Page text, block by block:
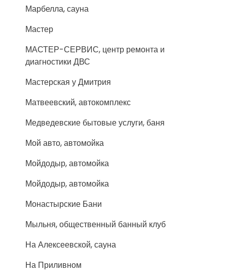
Марбелла, сауна
Мастер
МАСТЕР-СЕРВИС, центр ремонта и
диагностики ДВС
Мастерская у Дмитрия
Матвеевский, автокомплекс
Медведевские бытовые услуги, баня
Мой авто, автомойка
Мойдодыр, автомойка
Мойдодыр, автомойка
Монастырские Бани
Мыльня, общественный банный клуб
На Алексеевской, сауна
На Приливном